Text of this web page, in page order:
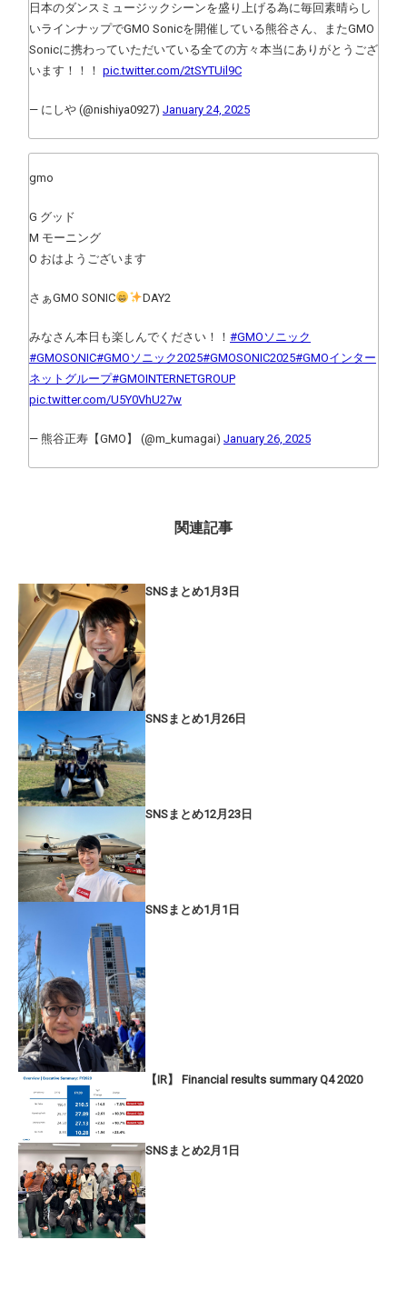
日本のダンスミュージックシーンを盛り上げる為に毎回素晴らし
いラインナップでGMO Sonicを開催している熊谷さん、またGMO
Sonicに携わっていただいている全ての方々本当にありがとうござ
います！！！ pic.twitter.com/2tSYTUil9C
— にしや (@nishiya0927) January 24, 2025
gmo
G グッド
M モーニング
O おはようございます
さぁGMO SONIC DAY2
みなさん本日も楽しんでください！！ #GMOソニック
#GMOSONIC#GMOソニック2025#GMOSONIC2025#GMOインター
ネットグループ#GMOINTERNETGROUP
pic.twitter.com/U5Y0VhU27w
— 熊谷正寿【GMO】 (@m_kumagai) January 26, 2025
関連記事
SNSまとめ1月3日
SNSまとめ1月26日
SNSまとめ12月23日
SNSまとめ1月1日
【IR】 Financial results summary Q4 2020
SNSまとめ2月1日